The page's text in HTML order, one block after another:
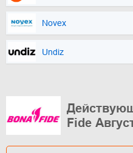
Novex
Undiz
Fide